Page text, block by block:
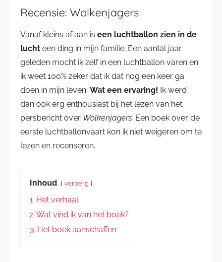
Recensie: Wolkenjagers
Vanaf kleins af aan is een luchtballon zien in de
lucht een ding in mijn familie. Een aantal jaar
geleden mocht ik zelf in een luchtballon varen en
ik weet 100% zeker dat ik dat nog een keer ga
doen in mijn leven. Wat een ervaring! Ik werd
dan ook erg enthousiast bij het lezen van het
persbericht over Wolkenjagers. Een boek over de
eerste luchtballonvaart kon ik niet weigeren om te
lezen en recenseren.
Inhoud verberg
1 Het verhaal
2 Wat vind ik van het boek?
3 Het boek aanschaffen